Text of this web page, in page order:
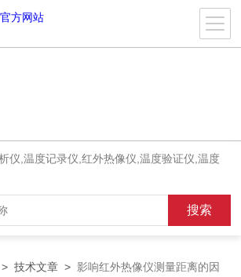
仪,温度记录仪,红外热像仪,温度验证仪,温度
>技术文章 >影响红外热像仪测量距离的因